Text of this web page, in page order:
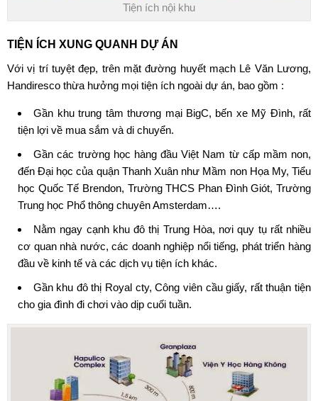
Tiện ích nội khu
TIỆN ÍCH XUNG QUANH DỰ ÁN
Với vị trí tuyệt đẹp, trên mặt đường huyết mạch Lê Văn Lương,
Handiresco thừa hưởng mọi tiện ích ngoài dự án, bao gồm :
Gần khu trung tâm thương mại BigC, bến xe Mỹ Đình, rất
tiện lợi về mua sắm và di chuyển.
Gần các trường học hàng đầu Việt Nam từ cấp mầm non,
đến Đại học của quận Thanh Xuân như Mầm non Họa My, Tiểu
học Quốc Tế Brendon, Trường THCS Phan Đình Giót, Trường
Trung học Phổ thông chuyên Amsterdam….
Nằm ngay cạnh khu đô thị Trung Hòa, nơi quy tụ rất nhiều
cơ quan nhà nước, các doanh nghiệp nổi tiếng, phát triển hàng
đầu về kinh tế và các dịch vụ tiện ích khác.
Gần khu đô thị Royal cty, Công viên cầu giấy, rất thuận tiện
cho gia đình đi chơi vào dịp cuối tuần.